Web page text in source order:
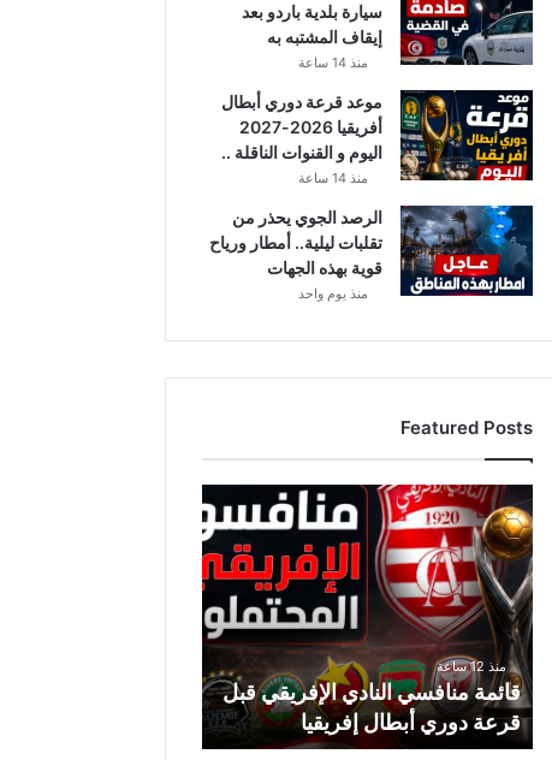
سيارة بلدية باردو بعد
إيقاف المشتبه به
منذ 14 ساعة
موعد قرعة دوري أبطال
أفريقيا 2026-2027
اليوم و القنوات الناقلة ..
منذ 14 ساعة
الرصد الجوي يحذر من
تقلبات ليلية.. أمطار ورياح
قوية بهذه الجهات
منذ يوم واحد
Featured Posts
ق
ا
ئ
م
ة
م
ن
ا
ف
س
ي
منذ 12 ساعة
قائمة منافسي النادي الإفريقي قبل
قرعة دوري أبطال إفريقيا